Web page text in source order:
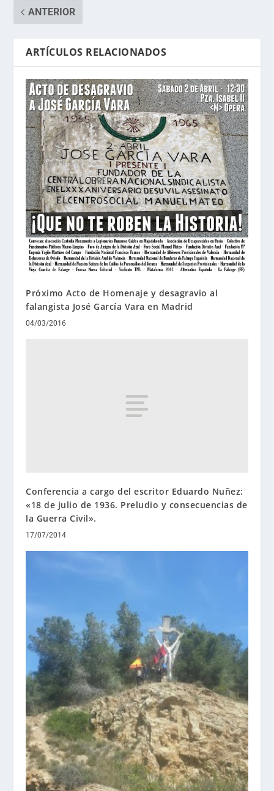
ANTERIOR
ARTÍCULOS RELACIONADOS
Próximo Acto de Homenaje y desagravio al
falangista José García Vara en Madrid
04/03/2016
Conferencia a cargo del escritor Eduardo Nuñez:
«18 de julio de 1936. Preludio y consecuencias de
la Guerra Civil».
17/07/2014